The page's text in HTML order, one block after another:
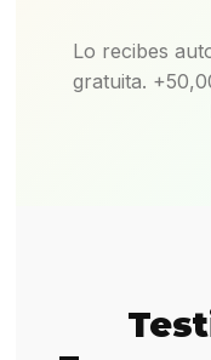
Lo recibes
gratuita.